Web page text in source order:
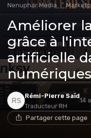
Nenuphar Media
Améliorer
grâce à
artificielle
numériques
Rémi-Pierre Saïd
Traducteur RH
14
Partager cette page